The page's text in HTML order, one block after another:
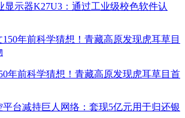
显示器K27U3：通过工业级校色软件认
年前科学猜想！青藏高原发现虎耳草目首